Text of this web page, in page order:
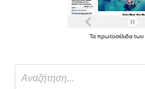
Τα πρωτοσέλιδα των